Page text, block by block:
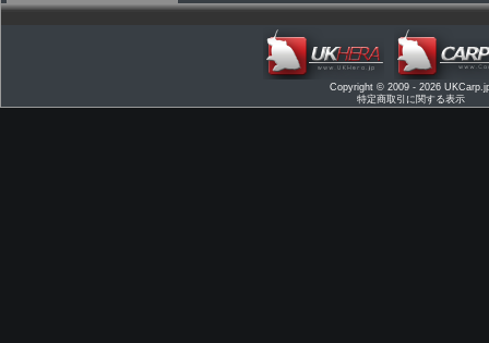
Copyright © 2009 - 2026
特定商取引に関する表示